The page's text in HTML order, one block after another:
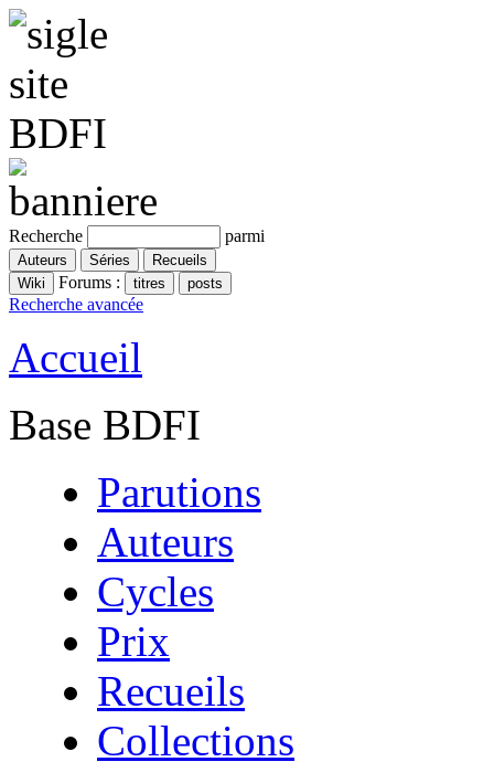
Recherche parmi
Forums :
Recherche avancée
Accueil
Base BDFI
Parutions
Auteurs
Cycles
Prix
Recueils
Collections